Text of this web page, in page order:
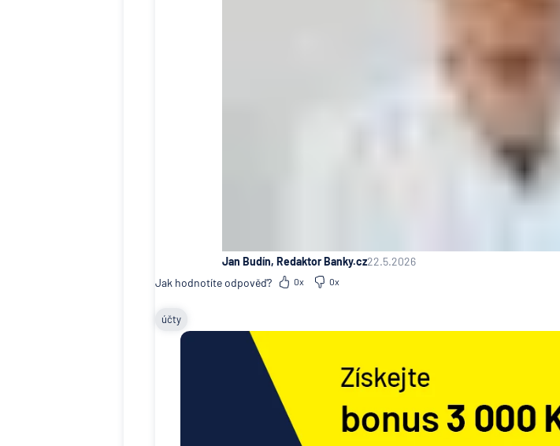
Jan Budín, Redaktor Banky.cz22.5.2026
Jak hodnotíte odpověď?
0x 0x
účty